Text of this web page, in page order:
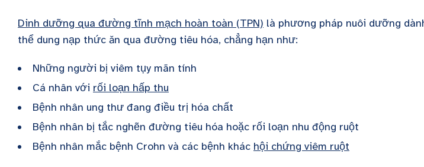
Dinh dưỡng qua đường tĩnh mạch hoàn toàn (TPN) là phương pháp nuôi dưỡng
thể dung nạp thức ăn qua đường tiêu hóa, chẳng hạn như:
Những người bị viêm tụy mãn tính
Cá nhân với rối loạn hấp thu
Bệnh nhân ung thư đang điều trị hóa chất
Bệnh nhân bị tắc nghẽn đường tiêu hóa hoặc rối loạn nhu động ruột
Bệnh nhân mắc bệnh Crohn và các bệnh khác hội chứng viêm ruột